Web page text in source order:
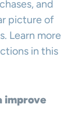
and
picture of
Learn more
in this
improve